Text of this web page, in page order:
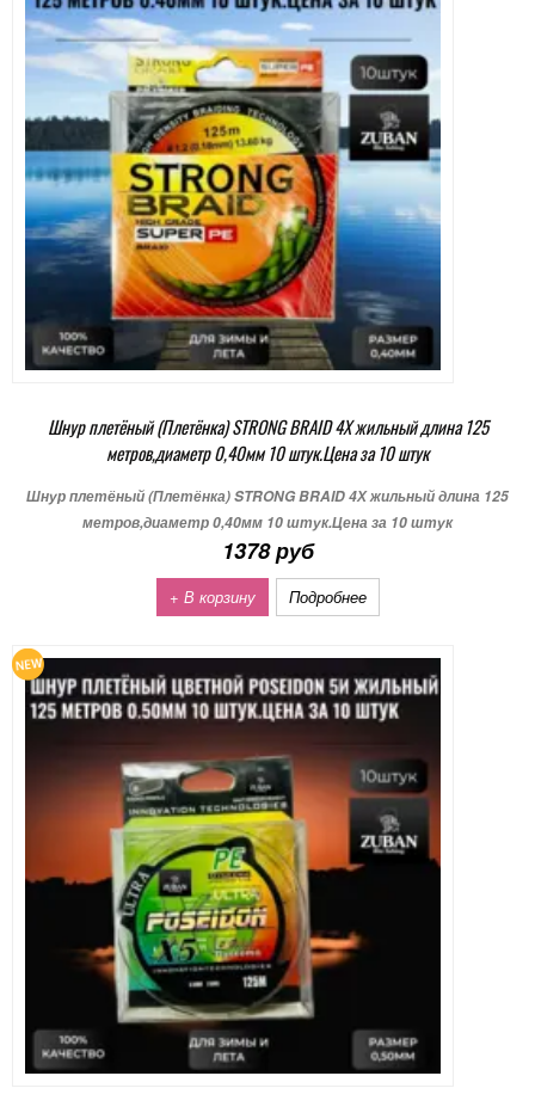
Шнур плетёный (Плетёнка) STRONG BRAID 4Х жильный длина 125
метров,диаметр 0,40мм 10 штук.Цена за 10 штук
Шнур плетёный (Плетёнка) STRONG BRAID 4Х жильный длина 125
метров,диаметр 0,40мм 10 штук.Цена за 10 штук
1378 руб
+ В корзину Подробнее